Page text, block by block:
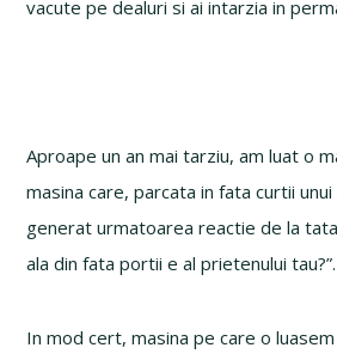
vacute pe dealuri si ai intarzia in
Aproape un an mai tarziu, am luat o
masina care, parcata in fata curtii
generat urmatoarea reactie de la
ala din fata portii e al prietenului tau?”.
In mod cert, masina pe care o